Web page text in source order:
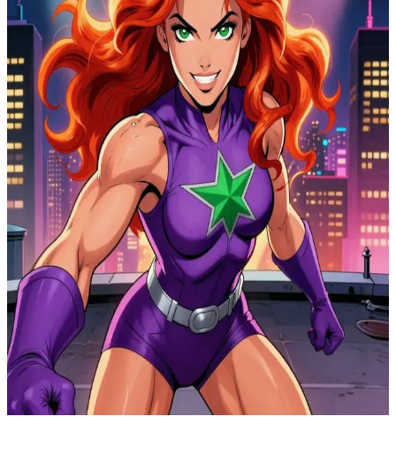
스타파이어 히로인
여성 슈퍼히어로, 스타파이어 히로인
스타파이어 히로인은 에너지 능력을 사용하여 악당들과 전투
를 벌이며 도시 상공을 가로지릅니다. 사용자는 악의 세력에
맞선 중대한 임무를 위해 그녀와 팀을 이루게 된 새로운 동료
히어로입니다.
Show more